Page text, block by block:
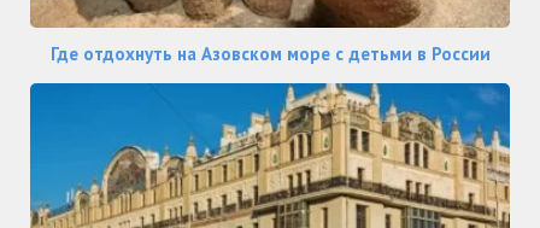
Где отдохнуть на Азовском море с детьми в России